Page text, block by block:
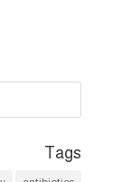
Tags